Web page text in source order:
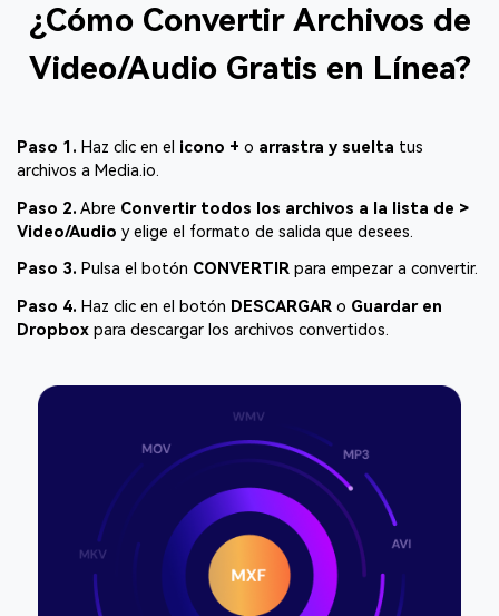
¿Cómo Convertir Archivos de
Video/Audio Gratis en Línea?
Paso 1. Haz clic en el icono + o arrastra y suelta tus
archivos a Media.io.
Paso 2. Abre Convertir todos los archivos a la lista de >
Video/Audio y elige el formato de salida que desees.
Paso 3. Pulsa el botón CONVERTIR para empezar a convertir.
Paso 4. Haz clic en el botón DESCARGAR o Guardar en
Dropbox para descargar los archivos convertidos.